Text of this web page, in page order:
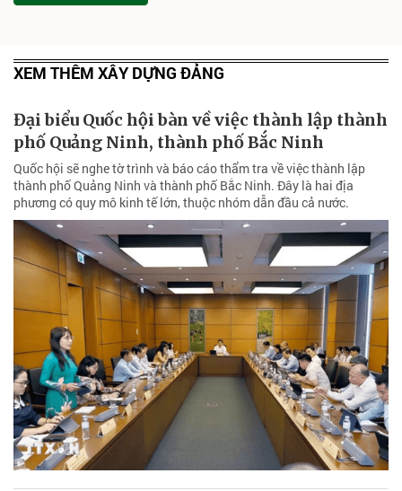
XEM THÊM XÂY DỰNG ĐẢNG
Đại biểu Quốc hội bàn về việc thành lập thành
phố Quảng Ninh, thành phố Bắc Ninh
Quốc hội sẽ nghe tờ trình và báo cáo thẩm tra về việc thành lập
thành phố Quảng Ninh và thành phố Bắc Ninh. Đây là hai địa
phương có quy mô kinh tế lớn, thuộc nhóm dẫn đầu cả nước.